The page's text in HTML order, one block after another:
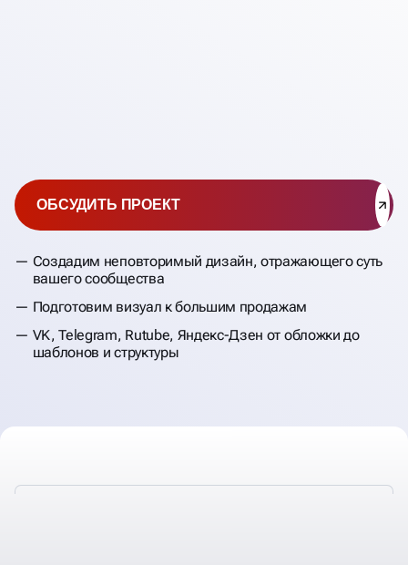
Создадим неповторимый дизайн, отражающего суть
вашего сообщества
Подготовим визуал к большим продажам
VK, Telegram, Rutube, Яндекс-Дзен от обложки до
шаблонов и структуры
ОБСУДИТЬ ПРОЕКТ